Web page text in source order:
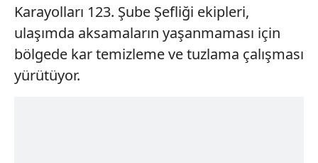
Karayolları 123. Şube Şefliği ekipleri,
ulaşımda aksamaların yaşanmaması için
bölgede kar temizleme ve tuzlama çalışması
yürütüyor.